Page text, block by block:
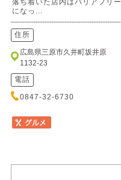
落ち着いた店内はバリアフリー
になっ...
住所
広島県三原市久井町坂井原
1132-23
電話
0847-32-6730